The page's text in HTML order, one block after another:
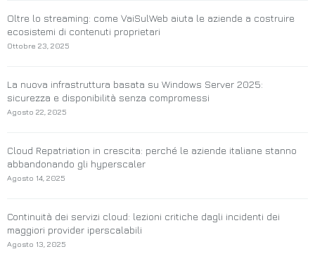
Oltre lo streaming: come VaiSulWeb aiuta le aziende a costruire
ecosistemi di contenuti proprietari
Ottobre 23, 2025
La nuova infrastruttura basata su Windows Server 2025:
sicurezza e disponibilità senza compromessi
Agosto 22, 2025
Cloud Repatriation in crescita: perché le aziende italiane stanno
abbandonando gli hyperscaler
Agosto 14, 2025
Continuità dei servizi cloud: lezioni critiche dagli incidenti dei
maggiori provider iperscalabili
Agosto 13, 2025